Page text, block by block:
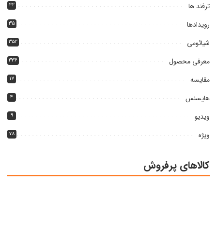
ترفند ها ۳۲
رویدادها ۳۵
شیائومی ۳۵۲
معرفی محصول ۳۳۶
مقایسه ۱۷
هایسنس ۴
ویدیو ۹
ویژه ۷۸
کالاهای پرفروش